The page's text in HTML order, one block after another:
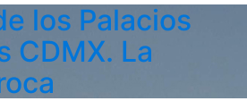
los Palacios
CDMX. La